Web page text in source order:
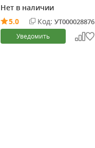
Нет в наличии
5.0
Код: УТ000028876
Уведомить